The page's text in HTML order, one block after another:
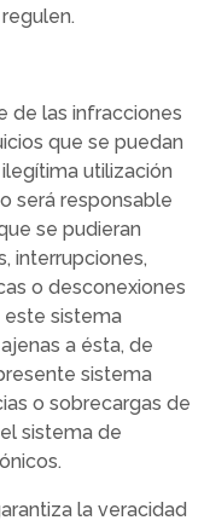
de las infracciones
que se puedan
utilización
será responsable
se pudieran
interrupciones,
o desconexiones
sistema
a ésta, de
sistema
o sobrecargas de
sistema de
la veracidad